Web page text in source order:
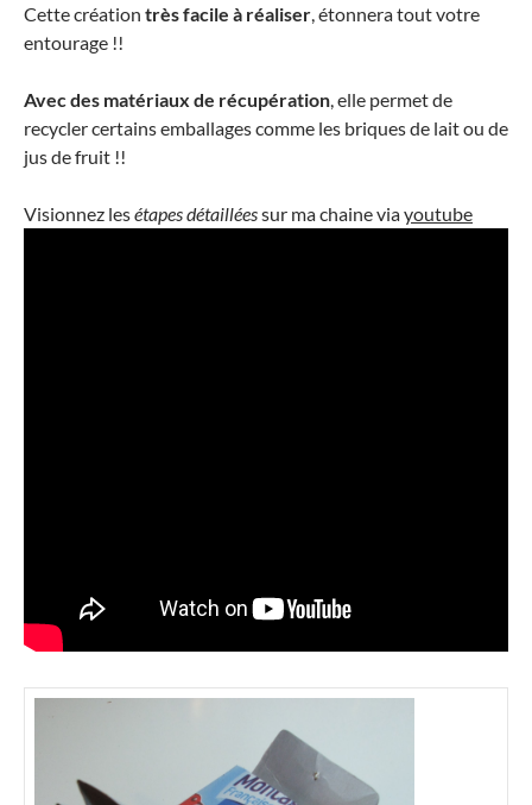
Cette création très facile à réaliser , étonnera tout votre
entourage !!
Avec des matériaux de récupération , elle permet de
recycler certains emballages comme les briques de lait ou de
jus de fruit !!
Visionnez lesétapes détailléessur ma chaine viayoutube